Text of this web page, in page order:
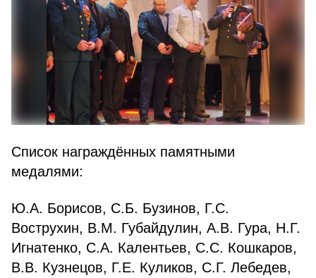
Список награждённых памятными
медалями:
Ю.А. Борисов, С.Б. Бузинов, Г.С.
Вострухин, В.М. Губайдулин, А.В. Гура, Н.Г.
Игнатенко, С.А. Калентьев, С.С. Кошкаров,
В.В. Кузнецов, Г.Е. Куликов, С.Г. Лебедев,